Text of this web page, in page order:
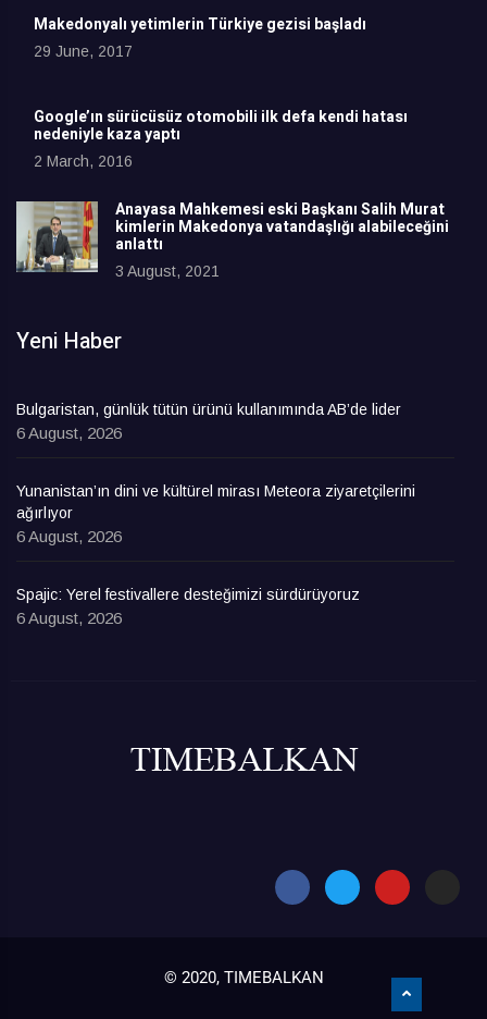
Makedonyalı yetimlerin Türkiye gezisi başladı
29 June, 2017
Google’ın sürücüsüz otomobili ilk defa kendi hatası
nedeniyle kaza yaptı
2 March, 2016
Anayasa Mahkemesi eski Başkanı Salih Murat
kimlerin Makedonya vatandaşlığı alabileceğini
anlattı
3 August, 2021
Yeni Haber
Bulgaristan, günlük tütün ürünü kullanımında AB’de lider
6 August, 2026
Yunanistan’ın dini ve kültürel mirası Meteora ziyaretçilerini
ağırlıyor
6 August, 2026
Spajic: Yerel festivallere desteğimizi sürdürüyoruz
6 August, 2026
© 2020, TIMEBALKAN